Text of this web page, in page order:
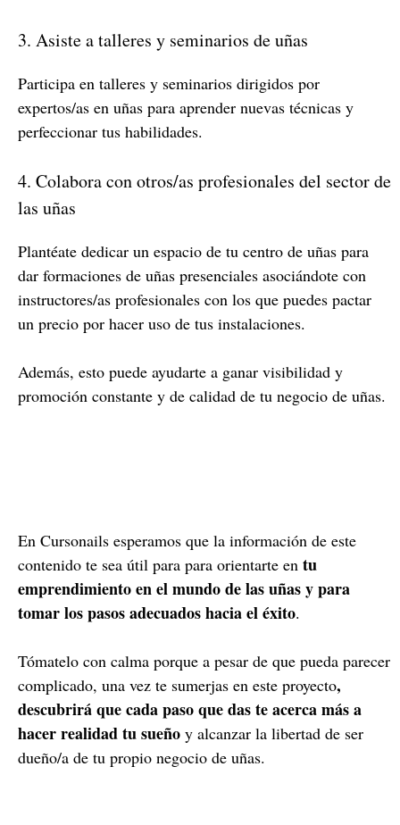
3. Asiste a talleres y seminarios de uñas
Participa en talleres y seminarios dirigidos por
expertos/as en uñas para aprender nuevas técnicas y
perfeccionar tus habilidades.
4. Colabora con otros/as profesionales del sector de
las uñas
Plantéate dedicar un espacio de tu centro de uñas para
dar formaciones de uñas presenciales asociándote con
instructores/as profesionales con los que puedes pactar
un precio por hacer uso de tus instalaciones.
Además, esto puede ayudarte a ganar visibilidad y
promoción constante y de calidad de tu negocio de uñas.
En Cursonails esperamos que la información de este
contenido te sea útil para para orientarte en tu
emprendimiento en el mundo de las uñas y para
tomar los pasos adecuados hacia el éxito.
Tómatelo con calma porque a pesar de que pueda parecer
complicado, una vez te sumerjas en este proyecto,
descubrirá que cada paso que das te acerca más a
hacer realidad tu sueño y alcanzar la libertad de ser
dueño/a de tu propio negocio de uñas.